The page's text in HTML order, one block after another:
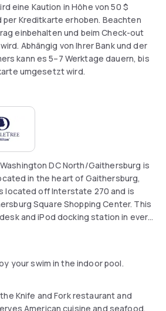
eine Kaution in Höhe von50 $
per Kreditkarte erhoben. Beachten
einbehalten und beim Check-out
Abhängig von Ihrer Bank und der
kann es 5–7 Werktage dauern, bis
umgesetzt wird.
DC North/Gaithersburg is
in the heart of Gaithersburg,
located off Interstate 270 and is
Square Shopping Center. This
and iPod docking station in every
DC North/Gaithersburg
maker and a mini-bar. The
and outdoor seasonal pool. The
24-hour fitness center.
your swim in the indoor pool.
Knife and Fork restaurant and
American cuisine and seafood.